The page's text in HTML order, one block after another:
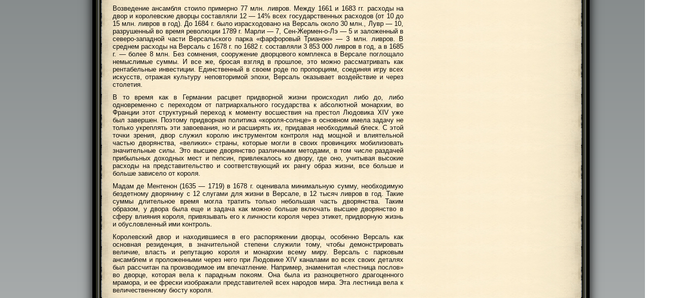
Возведение ансамбля стоило примерно 77 млн. ливров. Между 1661 и 1683 гг. расходы на
двор и королевские дворцы составляли 12 — 14% всех государственных расходов (от 10 до
15 млн. ливров в год). До 1684 г. было израсходовано на Версаль около 30 млн., Лувр — 10,
разрушенный во время революции 1789 г. Марли — 7, Сен-Жермен-о-Лэ — 5 и заложенный в
северо-западной части Версальского парка «фарфоровый Трианон» — 3 млн. ливров. В
среднем расходы на Версаль с 1678 г. по 1682 г. составляли 3 853 000 ливров в год, а в 1685
г. — более 8 млн. Без сомнения, сооружение дворцового комплекса в Версале поглощало
немыслимые суммы. И все же, бросая взгляд в прошлое, это можно рассматривать как
рентабельные инвестиции. Единственный в своем роде по пропорциям, соединяя игру всех
искусств, отражая культуру неповторимой эпохи, Версаль оказывает воздействие и через
столетия.
В то время как в Германии расцвет придворной жизни происходил либо до, либо
одновременно с переходом от патриархального государства к абсолютной монархии, во
Франции этот структурный переход к моменту восшествия на престол Людовика XIV уже
был завершен. Поэтому придворная политика «короля-солнце» в основном имела задачу не
только укреплять эти завоевания, но и расширять их, придавая необходимый блеск. С этой
точки зрения, двор служил королю инструментом контроля над мощной и влиятельной
частью дворянства, «великих» страны, которые могли в своих провинциях мобилизовать
значительные силы. Это высшее дворянство различными методами, в том числе раздачей
прибыльных доходных мест и пепсин, привлекалось ко двору, где оно, учитывая высокие
расходы на представительство и соответствующий их рангу образ жизни, все больше и
больше зависело от короля.
Мадам де Ментенон (1635 — 1719) в 1678 г. оценивала минимальную сумму, необходимую
бездетному дворянину с 12 слугами для жизни в Версале, в 12 тысяч ливров в год. Такие
суммы длительное время могла тратить только небольшая часть дворянства. Таким
образом, у двора была еще и задача как можно больше включать высшее дворянство в
сферу влияния короля, привязывать его к личности короля через этикет, придворную жизнь
и обусловленный ими контроль.
Королевский двор и находившиеся в его распоряжении дворцы, особенно Версаль как
основная резиденция, в значительной степени служили тому, чтобы демонстрировать
величие, власть и репутацию короля и монархии всему миру. Версаль с парковым
ансамблем и проложенными через него при Людовике XIV каналами во всех своих деталях
был рассчитан па производимое им впечатление. Например, знаменитая «лестница послов»
во дворце, которая вела к парадным покоям. Она была из разноцветного драгоценного
мрамора, и ее фрески изображали представителей всех народов мира. Эта лестница вела к
величественному бюсту короля.